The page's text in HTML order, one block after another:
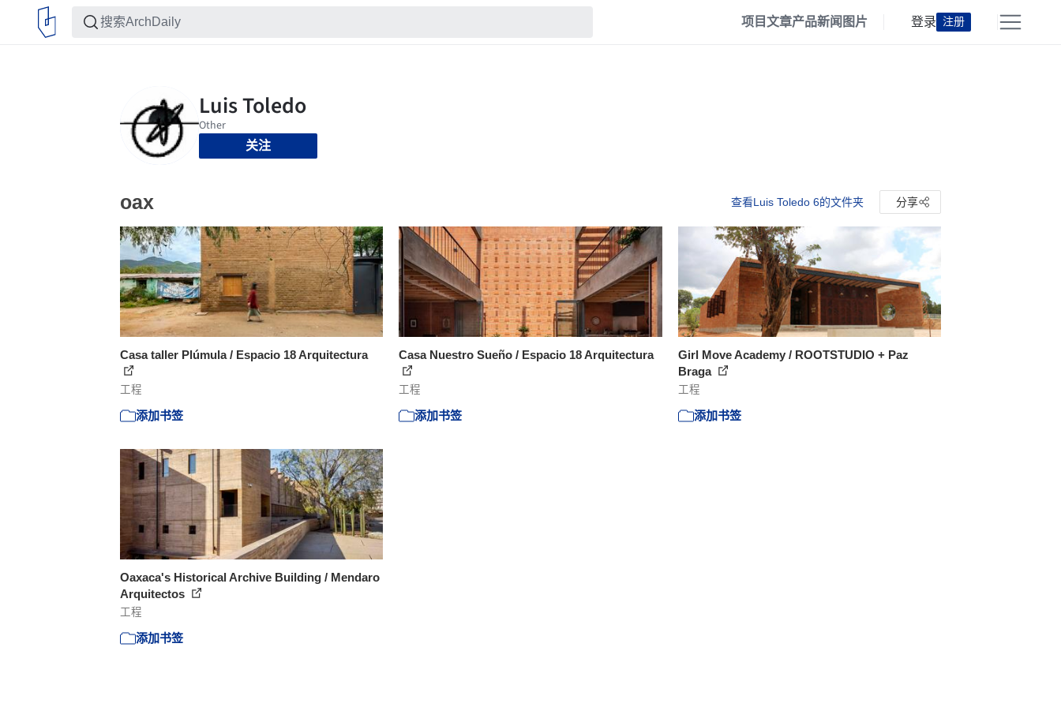
项目文章产品新闻 图片 登录 注册
关注
oax 查看Luis Toledo 6的文件夹 分享
Casa taller Plúmula / Espacio 18 Arquitectura
工程
添加书签
Casa Nuestro Sueño / Espacio 18 Arquitectura
工程
添加书签
Girl Move Academy / ROOTSTUDIO + Paz
Braga
工程
添加书签
Oaxaca's Historical Archive Building / Mendaro
Arquitectos
工程
添加书签